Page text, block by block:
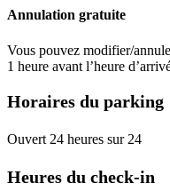
Annulation gratuite
Vous pouvez modifier/
1 heure avant l’heure
Horaires du parking
Ouvert 24 heures sur 24
Heures du check-in